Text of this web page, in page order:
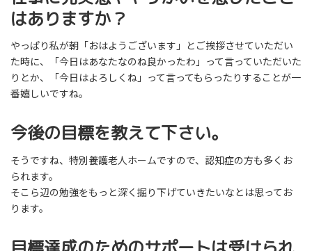
はありますか？
やっぱり私が朝「おはようございます」とご挨拶させていただい
た時に、「今日はあなたなのね良かったわ」って言っていただいた
りとか、「今日はよろしくね」って言ってもらったりすることが一
番嬉しいですね。
今後の目標を教えて下さい。
そうですね、特別養護老人ホームですので、認知症の方も多くお
られます。
そこら辺の勉強をもっと深く掘り下げていきたいなとは思ってお
ります。